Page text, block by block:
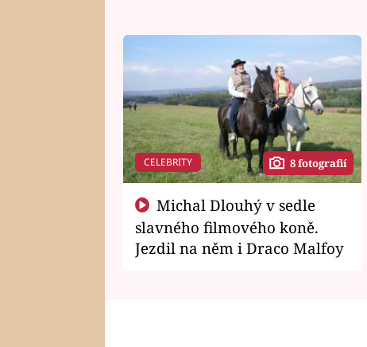
CELEBRITY 8 fotografií
slavného filmového koně.
Jezdil na něm i Draco Malfoy